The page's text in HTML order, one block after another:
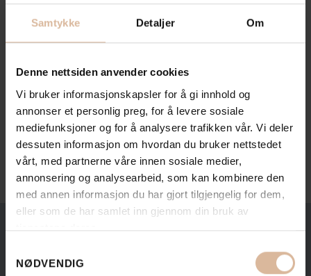
Samtykke Detaljer Om
Denne nettsiden anvender cookies
Vi bruker informasjonskapsler for å gi innhold og
annonser et personlig preg, for å levere sosiale
mediefunksjoner og for å analysere trafikken vår. Vi deler
dessuten informasjon om hvordan du bruker nettstedet
vårt, med partnerne våre innen sosiale medier,
annonsering og analysearbeid, som kan kombinere den
med annen informasjon du har gjort tilgjengelig for dem,
eller som de har samlet inn gjennom din bruk av
tjenestene deres.
NØDVENDIG
Overflate/bearbeiding:
Send oss en mail